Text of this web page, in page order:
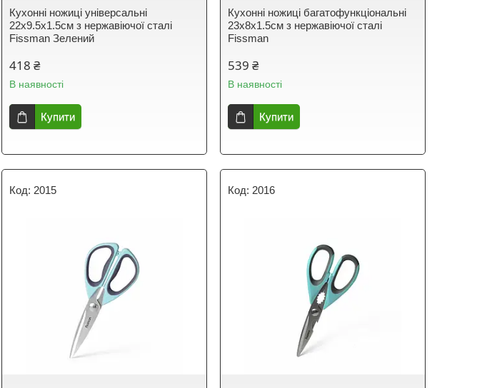
Кухонні ножиці універсальні
22х9.5х1.5см з нержавіючої сталі
Fissman Зелений
418 ₴
В наявності
Купити
Кухонні ножиці багатофункціональні
23х8х1.5см з нержавіючої сталі
Fissman
539 ₴
В наявності
Купити
2015 2016